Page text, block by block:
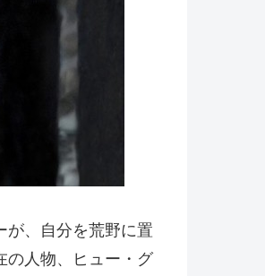
が、自分を荒野に置
の人物、ヒュー・グ